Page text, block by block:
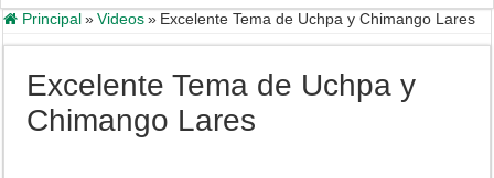
Principal » Videos » Excelente Tema de Uchpa y Chimango Lares
Excelente Tema de Uchpa y
Chimango Lares